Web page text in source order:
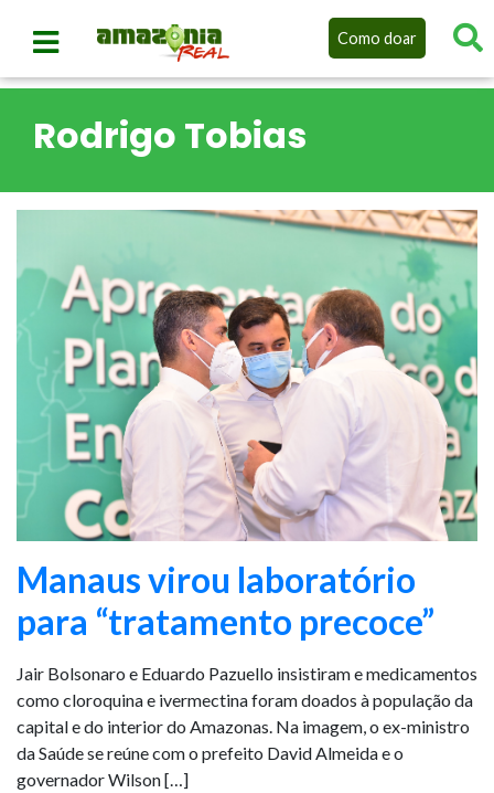
Como doar
Rodrigo Tobias
Manaus virou laboratório
para “tratamento precoce”
Jair Bolsonaro e Eduardo Pazuello insistiram e medicamentos
como cloroquina e ivermectina foram doados à população da
capital e do interior do Amazonas. Na imagem, o ex-ministro
da Saúde se reúne com o prefeito David Almeida e o
governador Wilson […]